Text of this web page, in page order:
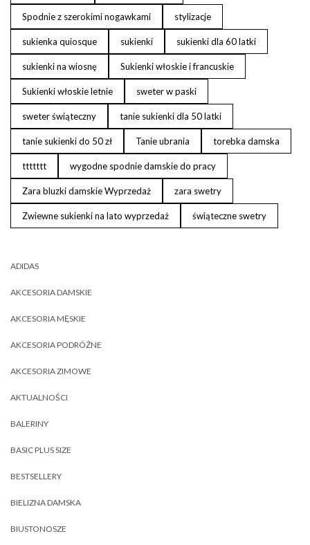
Spodnie z szerokimi nogawkami stylizacje
sukienka quiosque sukienki sukienki dla 60 latki
sukienki na wiosnę Sukienki włoskie i francuskie
Sukienki włoskie letnie sweter w paski
sweter świąteczny tanie sukienki dla 50 latki
tanie sukienki do 50 zł Tanie ubrania torebka damska
ttttttt wygodne spodnie damskie do pracy
Zara bluzki damskie Wyprzedaż zara swetry
Zwiewne sukienki na lato wyprzedaż świąteczne swetry
ADIDAS
AKCESORIA DAMSKIE
AKCESORIA MĘSKIE
AKCESORIA PODRÓŻNE
AKCESORIA ZIMOWE
AKTUALNOŚCI
BALERINY
BASIC PLUS SIZE
BESTSELLERY
BIELIZNA DAMSKA
BIUSTONOSZE